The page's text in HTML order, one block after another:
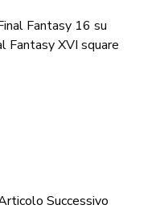
Fantasy 16 su
Fantasy XVI square
Successivo